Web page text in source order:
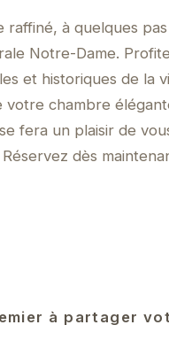
raffiné, à quelques
Notre-Dame.
et historiques de la
chambre
fera un plaisir de
dès
à partager